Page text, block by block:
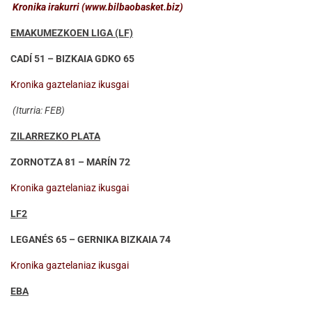
Kronika irakurri (www.bilbaobasket.biz)
EMAKUMEZKOEN LIGA (LF)
CADÍ 51 – BIZKAIA GDKO 65
Kronika gaztelaniaz ikusgai
(Iturria: FEB)
ZILARREZKO PLATA
ZORNOTZA 81 – MARÍN 72
Kronika gaztelaniaz ikusgai
LF2
LEGANÉS 65 – GERNIKA BIZKAIA 74
Kronika gaztelaniaz ikusgai
EBA